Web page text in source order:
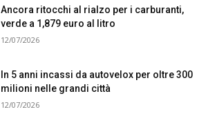
Ancora ritocchi al rialzo per i carburanti,
verde a 1,879 euro al litro
12/07/2026
In 5 anni incassi da autovelox per oltre 300
milioni nelle grandi città
12/07/2026